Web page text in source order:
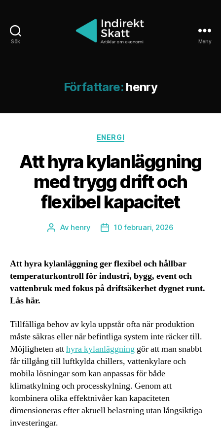
Sök Meny
Författare: henry
Kategorier
ENERGI
Att hyra kylanläggning
med trygg drift och
flexibel kapacitet
Inläggsförfattare
Av henry Inläggsdatum
10 februari, 2026
Att hyra kylanläggning ger flexibel och hållbar
temperaturkontroll för industri, bygg, event och
vattenbruk med fokus på driftsäkerhet dygnet runt.
Läs här.
Tillfälliga behov av kyla uppstår ofta när produktion
måste säkras eller när befintliga system inte räcker till.
Möjligheten atthyra kylanläggning gör att man snabbt
får tillgång till luftkylda chillers, vattenkylare och
mobila lösningar som kan anpassas för både
klimatkylning och processkylning. Genom att
kombinera olika effektnivåer kan kapaciteten
dimensioneras efter aktuell belastning utan långsiktiga
investeringar.